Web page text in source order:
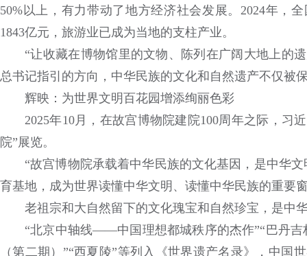
50%以上，有力带动了地方经济社会发展。2024年，
1843亿元，旅游业已成为当地的支柱产业。
“让收藏在博物馆里的文物、陈列在广阔大地上的
总书记指引的方向，中华民族的文化和自然遗产不仅被
辉映：为世界文明百花园增添绚丽色彩
2025年10月，在故宫博物院建院100周年之际，
院”展览。
“故宫博物院承载着中华民族的文化基因，是中华
育基地，成为世界读懂中华文明、读懂中华民族的重要
老祖宗和大自然留下的文化瑰宝和自然珍宝，是中
“北京中轴线——中国理想都城秩序的杰作”“巴丹
（第二期）”“西夏陵”等列入《世界遗产名录》，中国